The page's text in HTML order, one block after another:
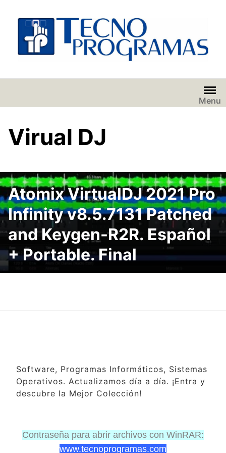
contenido
Menu
Virual DJ
Atomix VirtualDJ 2021 Pro
Infinity v8.5.7131 Patched
and Keygen-R2R. Español
+ Portable. Final
Software, Programas Informáticos, Sistemas
Operativos. Actualizamos día a día. ¡Entra y
descubre la Mejor Colección!
Contraseña para abrir archivos con WinRAR:
www.tecnoprogramas.com